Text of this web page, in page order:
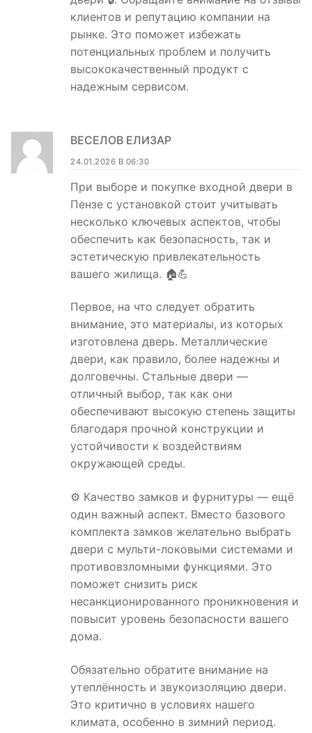
клиентов и репутацию компании на
рынке. Это поможет избежать
потенциальных проблем и получить
высококачественный продукт с
надежным сервисом.
ВЕСЕЛОВ ЕЛИЗАР
24.01.2026 В 06:30
При выборе и покупке входной двери в
Пензе с установкой стоит учитывать
несколько ключевых аспектов, чтобы
обеспечить как безопасность, так и
эстетическую привлекательность
вашего жилища. 🏠💪
Первое, на что следует обратить
внимание, это материалы, из которых
изготовлена дверь. Металлические
двери, как правило, более надежны и
долговечны. Стальные двери —
отличный выбор, так как они
обеспечивают высокую степень защиты
благодаря прочной конструкции и
устойчивости к воздействиям
окружающей среды.
⚙️ Качество замков и фурнитуры — ещё
один важный аспект. Вместо базового
комплекта замков желательно выбрать
двери с мульти-локовыми системами и
противовзломными функциями. Это
поможет снизить риск
несанкционированного проникновения и
повысит уровень безопасности вашего
дома.
Обязательно обратите внимание на
утеплённость и звукоизоляцию двери.
Это критично в условиях нашего
климата, особенно в зимний период.